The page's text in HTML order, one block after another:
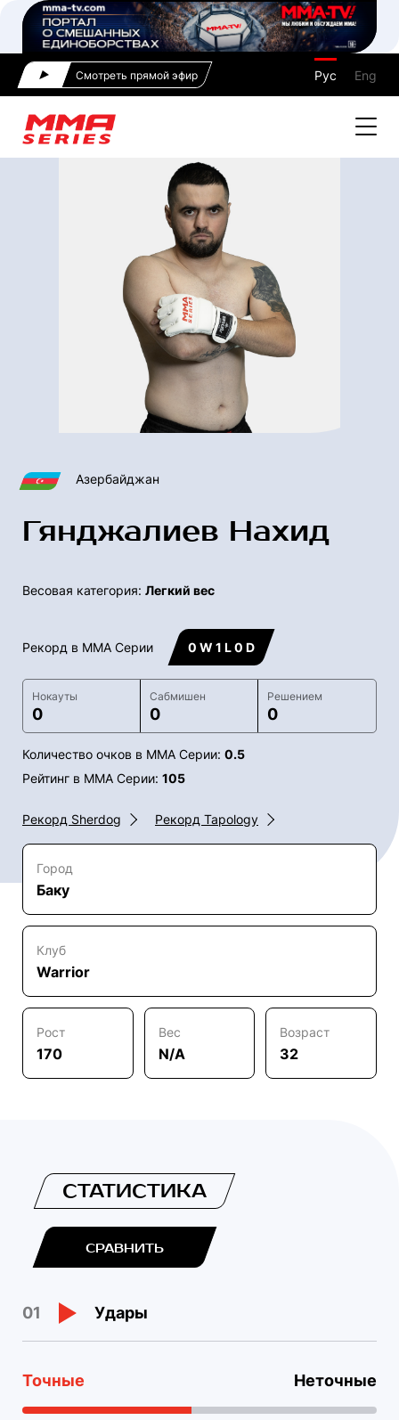
Смотреть прямой эфир Рус Eng
Азербайджан
Гянджалиев Нахид
Весовая категория: Легкий вес
Рекорд в ММА Серии 0 W 1 L 0 D
Нокауты
0
Сабмишен
0
Решением
0
Количество очков в ММА Серии: 0.5
Рейтинг в ММА Серии: 105
Рекорд Sherdog Рекорд Tapology
Город
Баку
Клуб
Warrior
Рост
170
Вес
N/A
Возраст
32
СТАТИСТИКА
СРАВНИТЬ
01 Удары
Точные Неточные